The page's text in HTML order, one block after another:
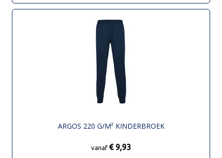
ARGOS 220 G/M² KINDERBROEK
vanaf € 9,93